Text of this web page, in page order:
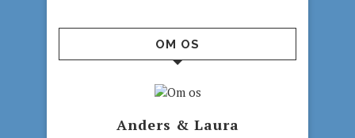
OM OS
Anders & Laura